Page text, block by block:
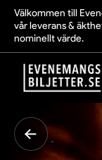
Välkommen till
vår leverans &
nominellt värde.